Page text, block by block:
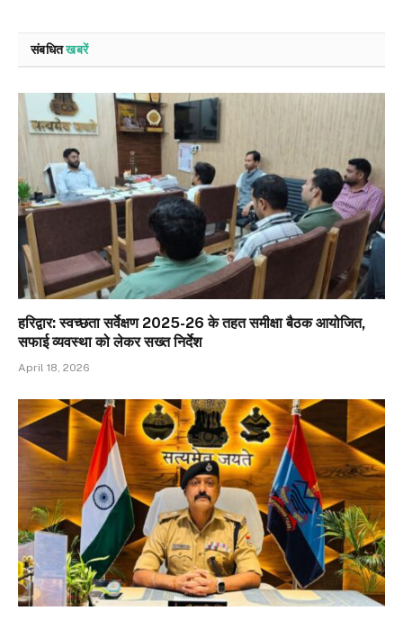
संबधितखबरें
हरिद्वार: स्वच्छता सर्वेक्षण 2025-26 के तहत समीक्षा बैठक आयोजित,
सफाई व्यवस्था को लेकर सख्त निर्देश
April 18, 2026